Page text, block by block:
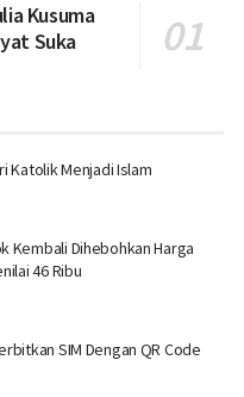
Kusuma
Suka
Katolik Menjadi Islam
Kembali Dihebohkan Harga
46 Ribu
SIM Dengan QR Code